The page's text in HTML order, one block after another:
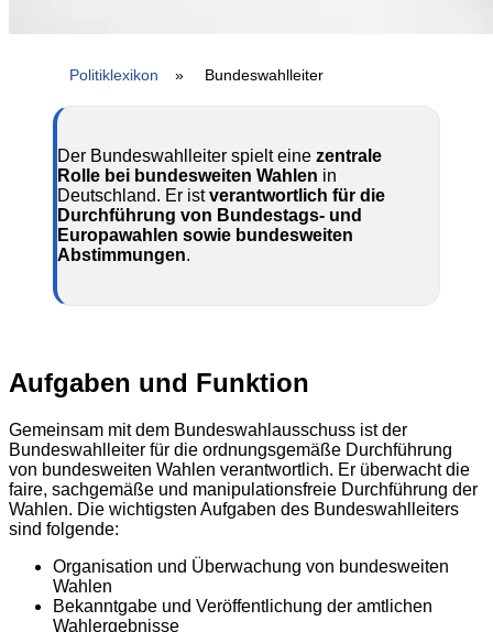
Politiklexikon » Bundeswahlleiter
Der Bundeswahlleiter spielt eine zentrale
Rolle bei bundesweiten Wahlen in
Deutschland. Er istverantwortlich für die
Durchführung von Bundestags- und
Europawahlen sowie bundesweiten
Abstimmungen.
Aufgaben und Funktion
Gemeinsam mit dem Bundeswahlausschuss ist der
Bundeswahlleiter für die ordnungsgemäße Durchführung
von bundesweiten Wahlen verantwortlich. Er überwacht die
faire, sachgemäße und manipulationsfreie Durchführung der
Wahlen. Die wichtigsten Aufgaben des Bundeswahlleiters
sind folgende:
Organisation und Überwachung von bundesweiten
Wahlen
Bekanntgabe und Veröffentlichung der amtlichen
Wahlergebnisse